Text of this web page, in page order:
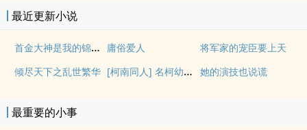
最近更新小说
首金大神是我的锦鲤女孩 庸俗爱人
将军家的宠臣要上天
倾尽天下之乱世繁华
[柯南同人] 名柯幼驯染随笔 她的演技也说谎
最重要的小事